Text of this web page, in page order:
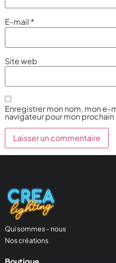
E-mail *
Site web
Enregistrer mon nom, mon e-
navigateur pour mon
Qui sommes - nous
Nos créations